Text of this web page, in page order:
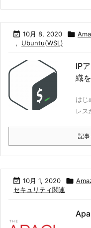
 10月 8, 2020 
,
Ubuntu(WSL)
IP
織
はじ
レス
記
 10月 1, 2020 
セキュリティ関連